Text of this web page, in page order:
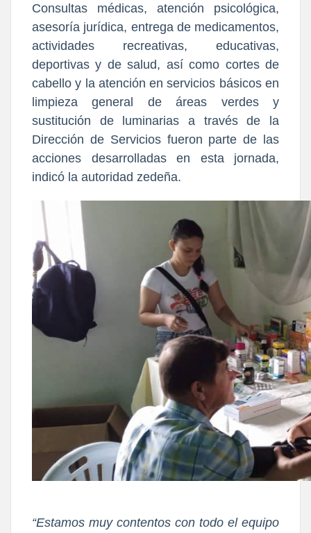
Consultas médicas, atención psicológica,
asesoría jurídica, entrega de medicamentos,
actividades recreativas, educativas,
deportivas y de salud, así como cortes de
cabello y la atención en servicios básicos en
limpieza general de áreas verdes y
sustitución de luminarias a través de la
Dirección de Servicios fueron parte de las
acciones desarrolladas en esta jornada,
indicó la autoridad zedeña.
“Estamos muy contentos con todo el equipo